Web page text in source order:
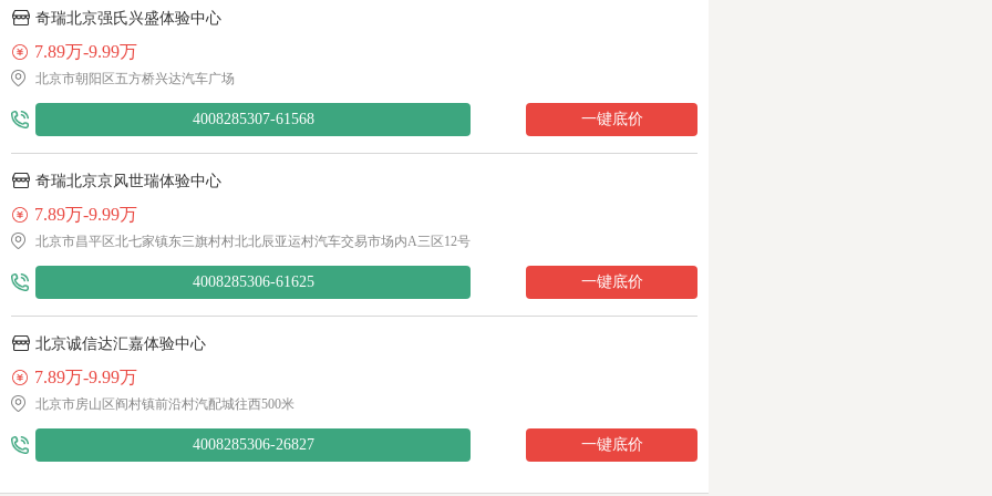
奇瑞北京强氏兴盛体验中心
7.89万-9.99万
北京市朝阳区五方桥兴达汽车广场
4008285307-61568 一键底价
奇瑞北京京风世瑞体验中心
7.89万-9.99万
北京市昌平区北七家镇东三旗村村北北辰亚运村汽车交易市场内A三区12号
4008285306-61625 一键底价
北京诚信达汇嘉体验中心
7.89万-9.99万
北京市房山区阎村镇前沿村汽配城往西500米
4008285306-26827 一键底价